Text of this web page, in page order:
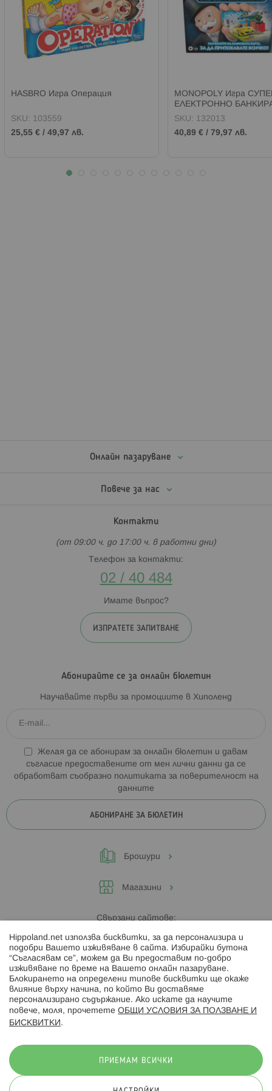
HASBRO Игра Операция
SKU: 103559
25,55 € / 49,97 лв.
MONOPOLY Игра
ЕЛЕКТРОННО
SKU: 132013
40,89 € / 79,97 лв.
Онлайн пазаруване
Повече за нас
Контакти
(от 09:00 ч. до 17:00 ч. в работни дни)
Телефон за контакти:
02 / 40 484
Имате въпрос?
ИЗПРАТЕТЕ ЗАПИТВАНЕ
Абонирайте се за онлайн бюлетин
Научавайте първи за промоциите в Хиполенд
Желая да се абонирам за онлайн бюлетин и давам
съгласие предоставените от мен лични данни да се
обработват съобразно политиката за поверителност на
данните
АБОНИРАНЕ ЗА БЮЛЕТИН
Брошури
Магазини
Свързани сайтове:
Hippoland.ro
Последвайте ни:
Hippoland.net използва бисквитки, за да персонализира и
подобри Вашето изживяване в сайта. Избирайки бутона
“Съгласявам се”, можем да Ви предоставим по-добро
изживяване по време на Вашето онлайн пазаруване.
Блокирането на определени типове бисквитки ще окаже
влияние върху начина, по който Ви доставяме
персонализирано съдържание. Ако искате да научите
повече, моля, прочетете ОБЩИ УСЛОВИЯ ЗА ПОЛЗВАНЕ И
БИСКВИТКИ .
ПРИЕМАМ ВСИЧКИ